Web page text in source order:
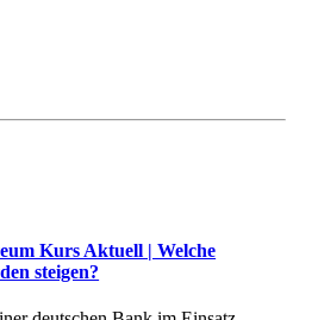
Kurs Aktuell | Welche
steigen?